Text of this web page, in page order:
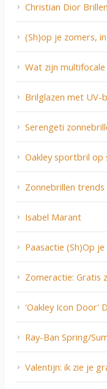
Christian Dior
(Sh)op je zomers,
Wat zijn
Brilglazen met UV-
Serengeti
Oakley sportbril op
Zonnebrillen
Isabel Marant
Paasactie (Sh)Op
Zomeractie: Gratis
'Oakley Icon Door'
Ray-Ban Spring/
Valentijn: ik zie je